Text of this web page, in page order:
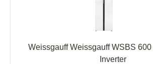
Weissgauff Weissgauff WSBS
Inverter